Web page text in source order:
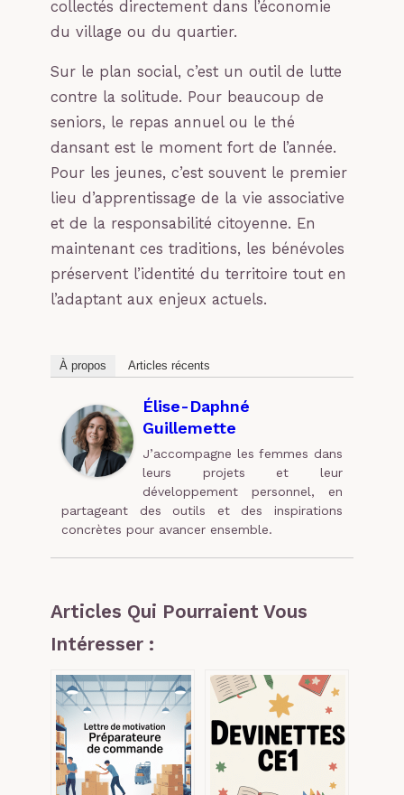
collectés directement dans l’économie
du village ou du quartier.
Sur le plan social, c’est un outil de lutte
contre la solitude. Pour beaucoup de
seniors, le repas annuel ou le thé
dansant est le moment fort de l’année.
Pour les jeunes, c’est souvent le premier
lieu d’apprentissage de la vie associative
et de la responsabilité citoyenne. En
maintenant ces traditions, les bénévoles
préservent l’identité du territoire tout en
l’adaptant aux enjeux actuels.
À propos Articles récents
Élise-Daphné
Guillemette
J’accompagne les femmes dans
leurs projets et leur
développement personnel, en
partageant des outils et des inspirations
concrètes pour avancer ensemble.
Articles Qui Pourraient Vous
Intéresser :